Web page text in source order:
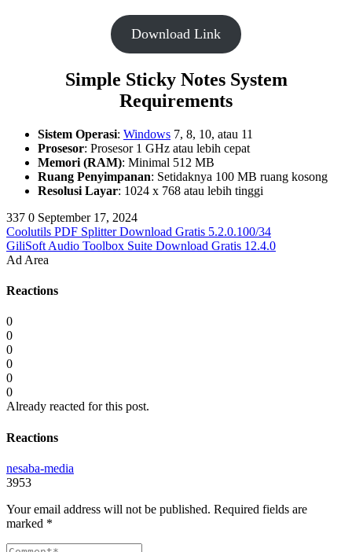
Download Link
Simple Sticky Notes System
Requirements
Sistem Operasi: Windows 7, 8, 10, atau 11
Prosesor: Prosesor 1 GHz atau lebih cepat
Memori (RAM): Minimal 512 MB
Ruang Penyimpanan: Setidaknya 100 MB ruang kosong
Resolusi Layar: 1024 x 768 atau lebih tinggi
337 0 September 17, 2024
Coolutils PDF Splitter Download Gratis 5.2.0.100/34
GiliSoft Audio Toolbox Suite Download Gratis 12.4.0
Ad Area
Reactions
0
0
0
0
0
0
Already reacted for this post.
Reactions
nesaba-media
3953
Your email address will not be published. Required fields are
marked *